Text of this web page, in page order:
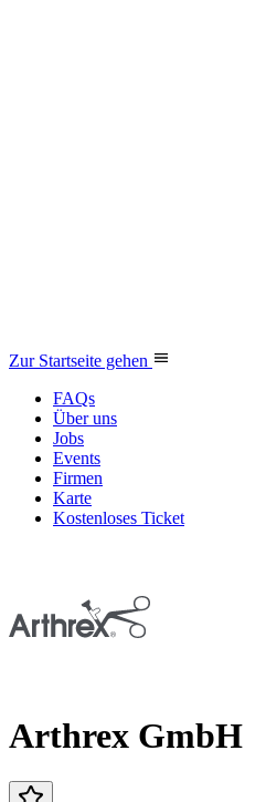
Zur Startseite gehen
FAQs
Über uns
Jobs
Events
Firmen
Karte
Kostenloses Ticket
Arthrex GmbH